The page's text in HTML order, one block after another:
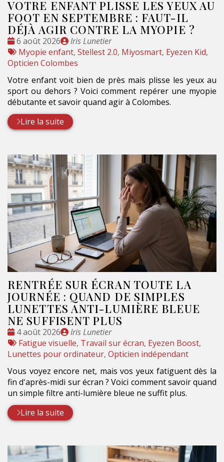
VOTRE ENFANT PLISSE LES YEUX AU
FOOT EN SEPTEMBRE : FAUT-IL
DÉJÀ AGIR CONTRE LA MYOPIE ?
Date
:
6 août 2026
Publié
par
Iris Lunetier
Tags
:
Myopie enfant, Stellest 2.0, Miyosmart, Eyezen Kid,
Opticien Colombes
Votre enfant voit bien de près mais plisse les yeux au
sport ou dehors ? Voici comment repérer une myopie
débutante et savoir quand agir à Colombes.
Lire la suite
RENTRÉE SUR ÉCRAN TOUTE LA
JOURNÉE : QUAND DE SIMPLES
LUNETTES ANTI-LUMIÈRE BLEUE
NE SUFFISENT PLUS
Date
:
4 août 2026
Publié
par
Iris Lunetier
Tags
:
Fatigue visuelle, Travail sur écran, Eyezen Boost,
Lunettes pour ordinateur, Opticien indépendant
Vous voyez encore net, mais vos yeux fatiguent dès la
fin d'après-midi sur écran ? Voici comment savoir quand
un simple filtre anti-lumière bleue ne suffit plus.
Lire la suite